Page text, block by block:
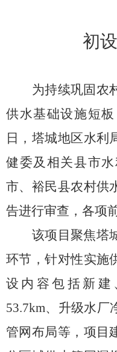
初
为持续巩固农
供水基础设施短
日， 塔城地区水利
健委及相关县市
市、 裕民县农村供
告进行审查， 各项
该项目聚焦塔
环节，针对性实施
设内容包括 新建
53.7km、升级水厂
管网布局等，项目